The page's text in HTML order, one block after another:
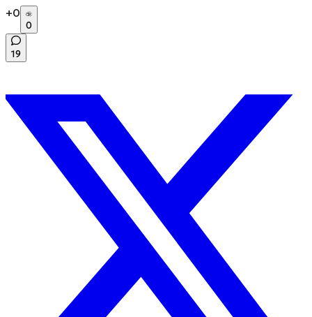
+0
0
19